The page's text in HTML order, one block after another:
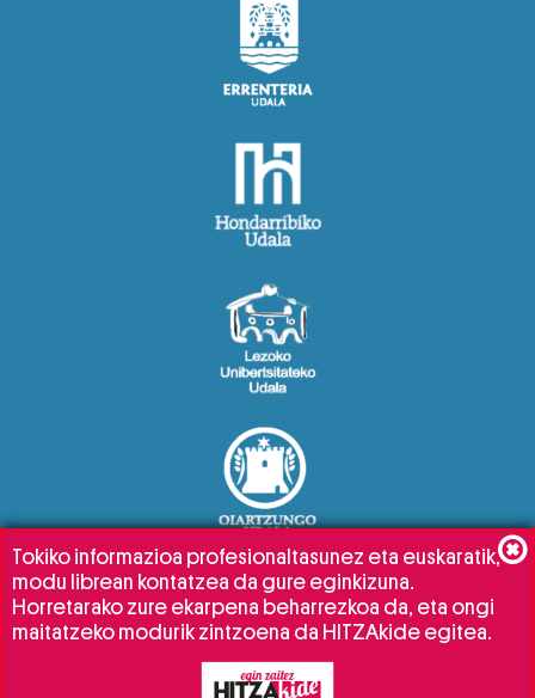
Tokiko informazioa profesionaltasunez eta euskaratik,
modu librean kontatzea da gure eginkizuna.
Horretarako zure ekarpena beharrezkoa da, eta ongi
maitatzeko modurik zintzoena da HITZAkide egitea.